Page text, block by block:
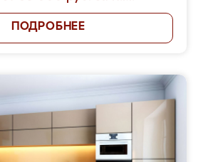
ПОДРОБНЕЕ